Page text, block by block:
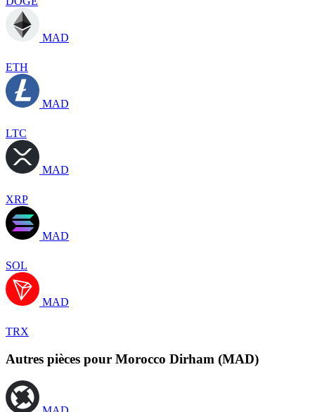
MAD
ETH
MAD
LTC
MAD
XRP
MAD
SOL
MAD
TRX
Autres pièces pour Morocco Dirham (MAD)